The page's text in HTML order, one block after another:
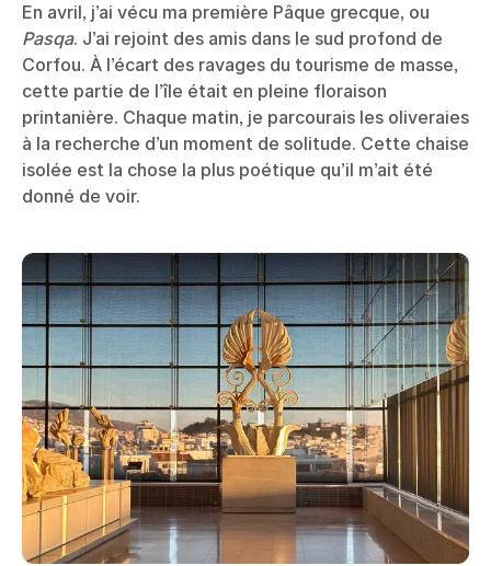
En avril, j’ai vécu ma première Pâque grecque, ou
Pasqa. J’ai rejoint des amis dans le sud profond de
Corfou. À l’écart des ravages du tourisme de masse,
cette partie de l’île était en pleine floraison
printanière. Chaque matin, je parcourais les oliveraies
à la recherche d’un moment de solitude. Cette chaise
isolée est la chose la plus poétique qu’il m’ait été
donné de voir.